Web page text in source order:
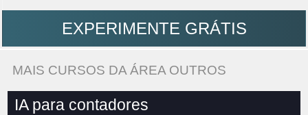
EXPERIMENTE GRÁTIS
MAIS CURSOS DA ÁREA OUTROS
IA para contadores